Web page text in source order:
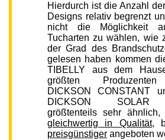
Hierdurch ist die Anzahl
Designs relativ begrenzt
nicht die Möglichkeit
Tucharten zu wählen, wie
der Grad des
gelesen haben kommen
TIBELLY aus dem
größten
DICKSON CONSTANT
DICKSON SOLAR
größtenteils sehr ähnlich,
gleichwertig in Qualität,
preisgünstiger angeboten